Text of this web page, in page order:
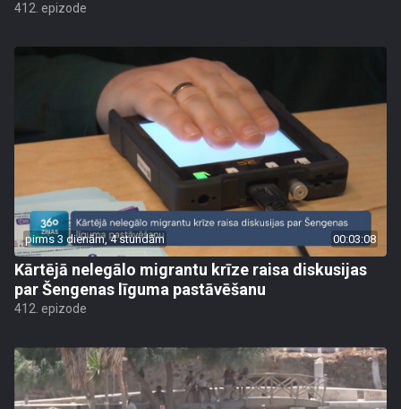
412. epizode
pirms 3 dienām, 4 stundām 00:03:08
Kārtējā nelegālo migrantu krīze raisa diskusijas
par Šengenas līguma pastāvēšanu
412. epizode